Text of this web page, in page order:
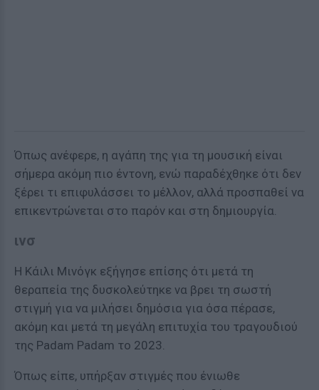
Όπως ανέφερε, η αγάπη της για τη μουσική είναι
σήμερα ακόμη πιο έντονη, ενώ παραδέχθηκε ότι δεν
ξέρει τι επιφυλάσσει το μέλλον, αλλά προσπαθεί να
επικεντρώνεται στο παρόν και στη δημιουργία.
ινσ
Η Κάιλι Μινόγκ εξήγησε επίσης ότι μετά τη
θεραπεία της δυσκολεύτηκε να βρει τη σωστή
στιγμή για να μιλήσει δημόσια για όσα πέρασε,
ακόμη και μετά τη μεγάλη επιτυχία του τραγουδιού
της Padam Padam το 2023.
Όπως είπε, υπήρξαν στιγμές που ένιωθε